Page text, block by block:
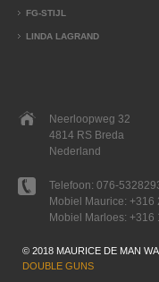
FG-STIJL
LINDA LAGRAND
Neerloopweg 32
4814 RS Breda
Nederland
Telefoon: 076-
Mobiel Maurice: +316
Mobiel Marloes: +316
© 2018 MAURICE DE MAN
DOUBLE GUNS